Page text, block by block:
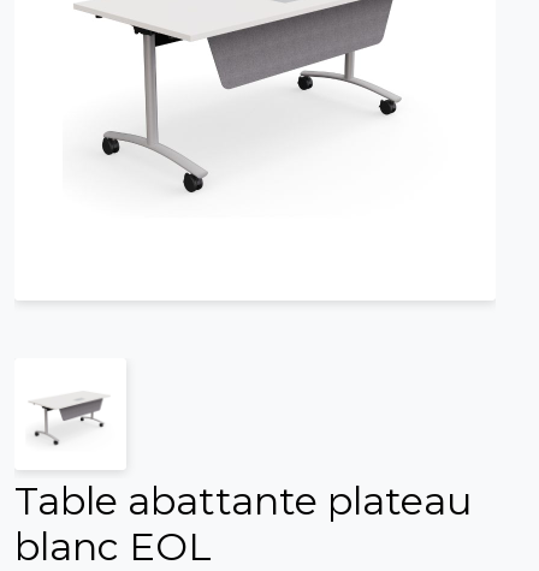
Table abattante plateau
blanc EOL